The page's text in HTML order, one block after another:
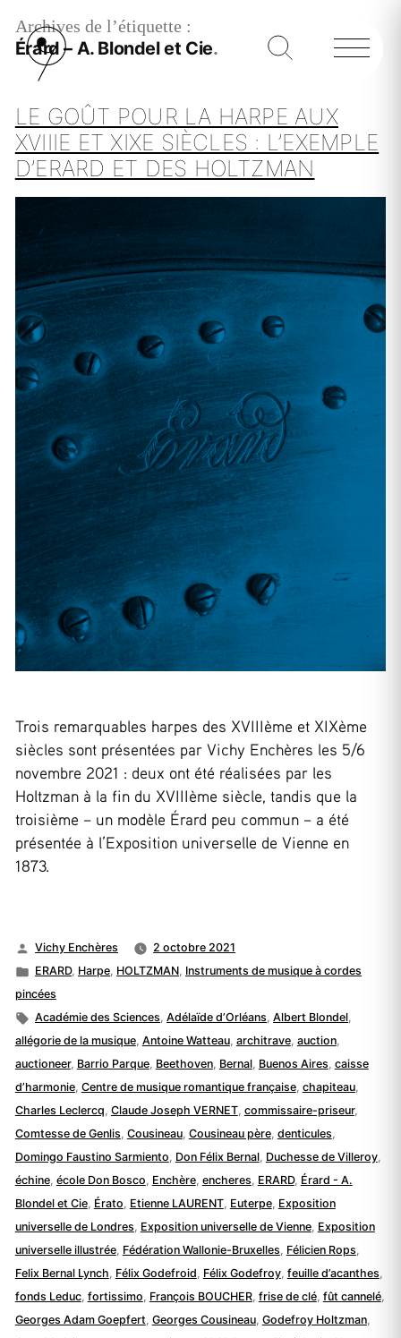
Archives de l’étiquette :
Érard – A. Blondel et Cie
LE GOÛT POUR LA HARPE AUX
XVIIIE ET XIXE SIÈCLES : L’EXEMPLE
D’ERARD ET DES HOLTZMAN
Trois remarquables harpes des XVIIIème et XIXème
siècles sont présentées par Vichy Enchères les 5/6
novembre 2021 : deux ont été réalisées par les
Holtzman à la fin du XVIIIème siècle, tandis que la
troisième – un modèle Érard peu commun – a été
présentée à l’Exposition universelle de Vienne en
1873.
Publié
par
Vichy Enchères
2 octobre 2021
Publié
dans
ERARD, Harpe, HOLTZMAN, Instruments de musique à cordes
pincées
Étiquettes :
Académie des Sciences,Adélaïde d’Orléans,Albert Blondel,
allégorie de la musique, Antoine Watteau, architrave, auction,
auctioneer, Barrio Parque, Beethoven, Bernal, Buenos Aires, caisse
d’harmonie, Centre de musique romantique française, chapiteau,
Charles Leclercq, Claude Joseph VERNET, commissaire-priseur,
Comtesse de Genlis, Cousineau, Cousineau père, denticules,
Domingo Faustino Sarmiento, Don Félix Bernal, Duchesse de Villeroy,
échine, école Don Bosco, Enchère, encheres, ERARD, Érard - A.
Blondel et Cie, Érato, Etienne LAURENT, Euterpe, Exposition
universelle de Londres, Exposition universelle de Vienne, Exposition
universelle illustrée, Fédération Wallonie-Bruxelles, Félicien Rops,
Felix Bernal Lynch, Félix Godefroid, Félix Godefroy, feuille d’acanthes,
fonds Leduc, fortissimo, François BOUCHER, frise de clé, fût cannelé,
Georges Adam Goepfert, Georges Cousineau, Godefroy Holtzman,